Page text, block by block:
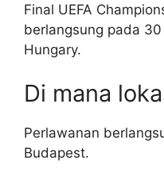
Final UEFA
berlangsung pada
Hungary.
Di mana
Perlawanan
Budapest.